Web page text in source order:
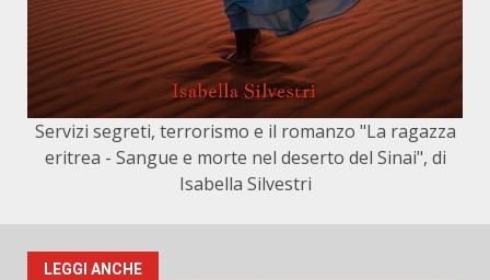
Servizi segreti, terrorismo e il romanzo "La ragazza
eritrea - Sangue e morte nel deserto del Sinai", di
Isabella Silvestri
LEGGI ANCHE